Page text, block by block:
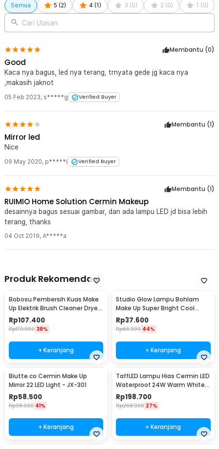
Semua 5 (2) 4 (1 ) 3 (0) 2 (0) 1 (0)
Cari Ulasan
Membantu (0)
Good
Kaca nya bagus, led nya terang, trnyata gede jg kaca nya
,makasih jaknot
05 Feb 2023, s*****g Verified Buyer
Membantu (1)
Mirror led
Nice
09 May 2020, p*****i Verified Buyer
Membantu (1)
RUIMIO Home Solution Cermin Makeup
desainnya bagus sesuai gambar, dan ada lampu LED jd bisa lebih
terang, thanks
04 Oct 2019, A*****a
Produk Rekomendasi
Bobosu Pembersih Kuas Make
Up Elektrik Brush Cleaner Dryer
Tool - HZJ01
Rp107.400
Rp170.900 38%
+ Keranjang
Studio Glow Lampu Bohlam
Make Up Super Bright Cool
White 5000K - NJ07004
Rp37.600
Rp66.900 44%
+ Keranjang
Biutte.co Cermin Make Up
Mirror 22 LED Light - JX-301
Rp58.500
Rp98.900 41%
+ Keranjang
TaffLED Lampu Hias Cermin LED
Waterproof 24W Warm White -
LCMLA-40-55
Rp198.700
Rp268.900 27%
+ Keranjang